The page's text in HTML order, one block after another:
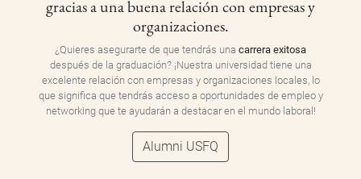
gracias a una buena relación con empresas y
organizaciones.
¿Quieres asegurarte de que tendrás una carrera exitosa
después de la graduación? ¡Nuestra universidad tiene una
excelente relación con empresas y organizaciones locales, lo
que significa que tendrás acceso a oportunidades de empleo y
networking que te ayudarán a destacar en el mundo laboral!
Alumni USFQ